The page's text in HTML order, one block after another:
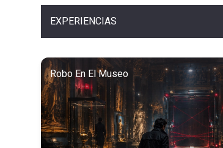
EXPERIENCIAS
Robo En El Museo